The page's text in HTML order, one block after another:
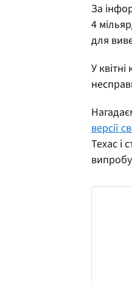
За
4
для
У
версії
Техас і